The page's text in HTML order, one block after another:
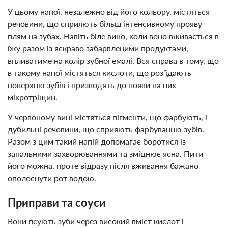
У цьому напої, незалежно від його кольору, містяться
речовини, що сприяють більш інтенсивному прояву
плям на зубах. Навіть біле вино, коли воно вживається в
їжу разом із яскраво забарвленими продуктами,
впливатиме на колір зубної емалі. Вся справа в тому, що
в такому напої містяться кислоти, що роз’їдають
поверхню зубів і призводять до появи на них
мікротріщин.
У червоному вині містяться пігменти, що фарбують, і
дубильні речовини, що сприяють фарбуванню зубів.
Разом з цим такий напій допомагає боротися із
запальними захворюваннями та зміцнює ясна. Пити
його можна, проте відразу після вживання бажано
ополоснути рот водою.
Приправи та соуси
Вони псують зуби через високий вміст кислот і